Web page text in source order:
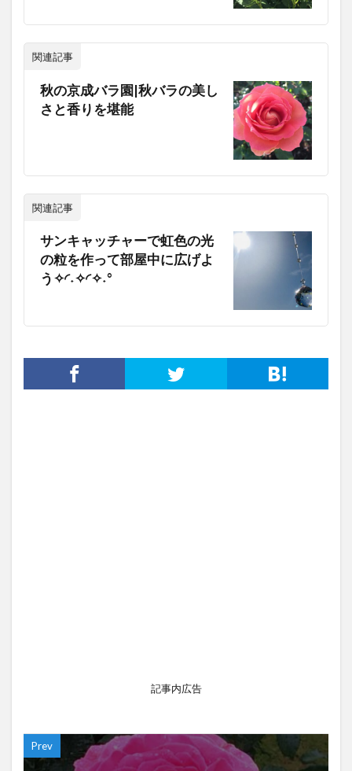
関連記事
秋の京成バラ園|秋バラの美し
さと香りを堪能
関連記事
サンキャッチャーで虹色の光
の粒を作って部屋中に広げよ
う✧◜˖✧◜✧˖°
記事内広告
Prev